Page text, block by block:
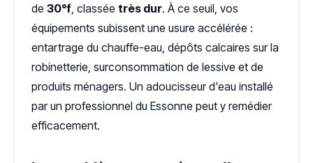
de 30°f , classée très dur. À ce seuil, vos
équipements subissent une usure accélérée :
entartrage du chauffe-eau, dépôts calcaires sur la
robinetterie, surconsommation de lessive et de
produits ménagers. Un adoucisseur d'eau installé
par un professionnel du Essonne peut y remédier
efficacement.